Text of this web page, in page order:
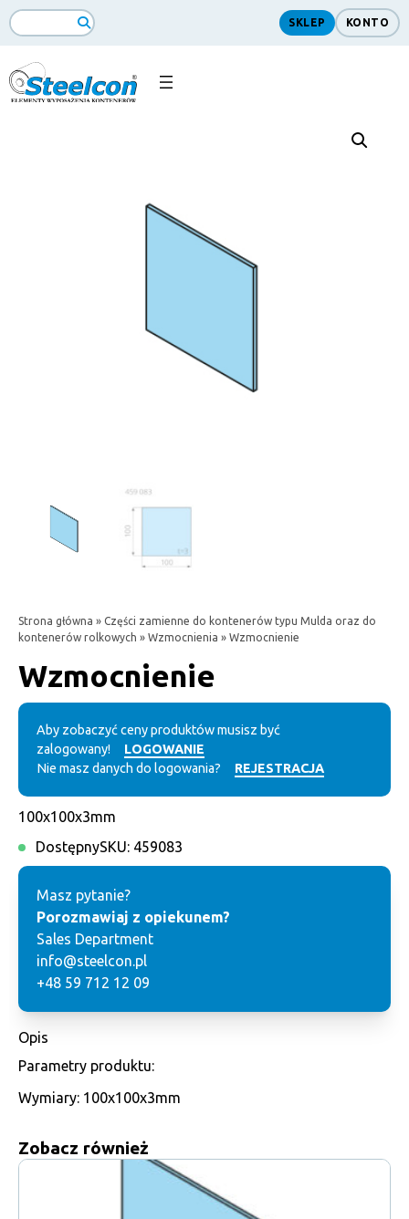
Search
SKLEP KONTO
Strona główna » Części zamienne do kontenerów typu Mulda oraz do
kontenerów rolkowych » Wzmocnienia » Wzmocnienie
Wzmocnienie
Aby zobaczyć ceny produktów musisz być
zalogowany!
LOGOWANIE
Nie masz danych do logowania?
REJESTRACJA
100x100x3mm
DostępnySKU: 459083
Masz pytanie?
Porozmawiaj z opiekunem?
Sales Department
info@steelcon.pl
+48 59 712 12 09
Opis
Parametry produktu:
Wymiary: 100x100x3mm
Zobacz również